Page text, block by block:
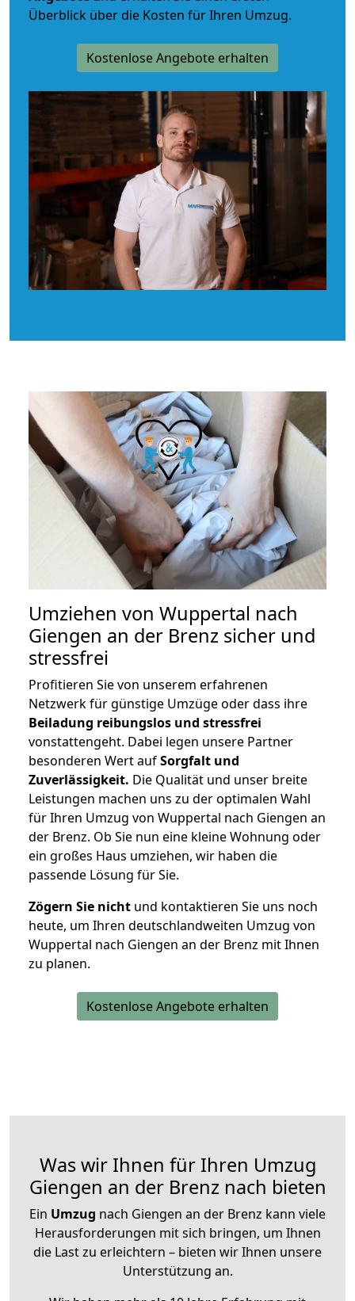
Überblick über die Kosten für Ihren Umzug.
Kostenlose Angebote erhalten
Umziehen von Wuppertal nach
Giengen an der Brenz sicher und
stressfrei
Profitieren Sie von unserem erfahrenen
Netzwerk für günstige Umzüge oder dass ihre
Beiladung reibungslos und stressfrei
vonstattengeht. Dabei legen unsere Partner
besonderen Wert aufSorgfalt und
Zuverlässigkeit. Die Qualität und unser breite
Leistungen machen uns zu der optimalen Wahl
für Ihren Umzug von Wuppertal nach Giengen an
der Brenz. Ob Sie nun eine kleine Wohnung oder
ein großes Haus umziehen, wir haben die
passende Lösung für Sie.
Zögern Sie nicht und kontaktieren Sie uns noch
heute, um Ihren deutschlandweiten Umzug von
Wuppertal nach Giengen an der Brenz mit Ihnen
zu planen.
Kostenlose Angebote erhalten
Was wir Ihnen für Ihren Umzug
Giengen an der Brenz nach bieten
Ein Umzug nach Giengen an der Brenz kann viele
Herausforderungen mit sich bringen, um Ihnen
die Last zu erleichtern – bieten wir Ihnen unsere
Unterstützung an.